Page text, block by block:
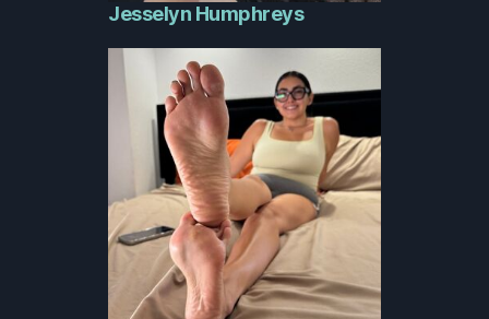
Jesselyn Humphreys